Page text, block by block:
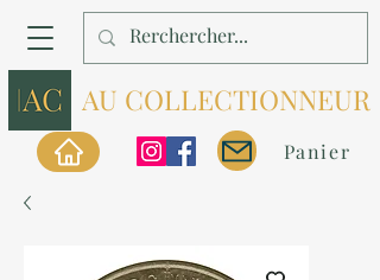
AU COLLECTIONNEUR
Panier